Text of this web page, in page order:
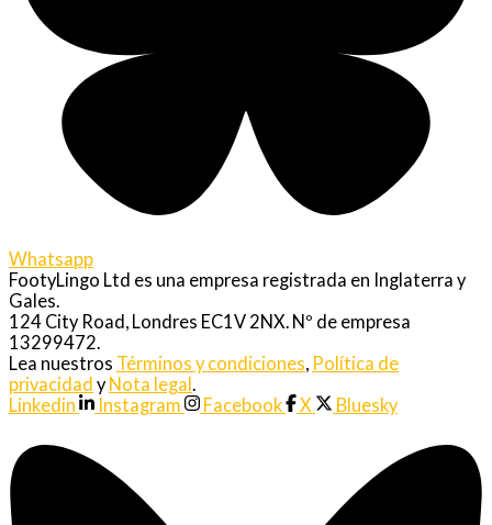
Whatsapp
FootyLingo Ltd es una empresa registrada en Inglaterra y
Gales.
124 City Road, Londres EC1V 2NX. Nº de empresa
13299472.
Lea nuestros Términos y condiciones Política de
privacidad y Nota legal
Linkedin
Instagram Facebook X Bluesky